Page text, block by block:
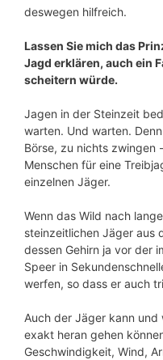
deswegen hilfreich.
Lassen Sie mich das
Jagd erklären, auch ein
scheitern würde.
Jagen in der Steinzeit
warten. Und warten.
Börse, zu nichts zwingen
Menschen für eine
einzelnen Jäger.
Wenn das Wild nach
steinzeitlichen Jäger aus
dessen Gehirn ja vor der
Speer in
werfen, so dass er auch
Auch der Jäger kann
exakt heran gehen
Geschwindigkeit, Wind,